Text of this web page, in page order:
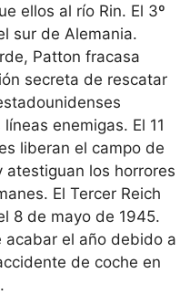
ellos al río Rin. El 3º
sur de Alemania.
Patton fracasa
secreta de rescatar
enemigas. El 11
liberan el campo de
atestiguan los horrores
El Tercer Reich
8 de mayo de 1945.
acabar el año debido a
de coche en